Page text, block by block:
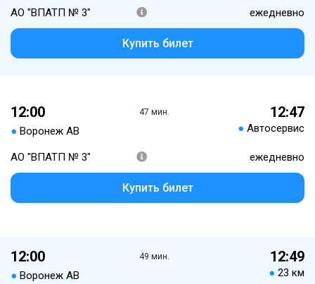
АО "ВПАТП № 3" ежедневно
Купить билет
12:00
● Воронеж АВ
47 мин. 12:47
● Автосервис
АО "ВПАТП № 3" ежедневно
Купить билет
12:00
● Воронеж АВ
49 мин. 12:49
● 23 км